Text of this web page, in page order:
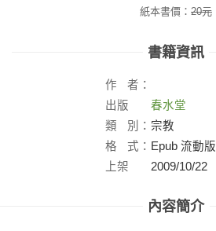
紙本書價： 20元
書籍資訊
作
者：
出版
社：
春水堂
類
別： 宗教
格
式： Epub 流動版
上架
2009/10/22
內容簡介